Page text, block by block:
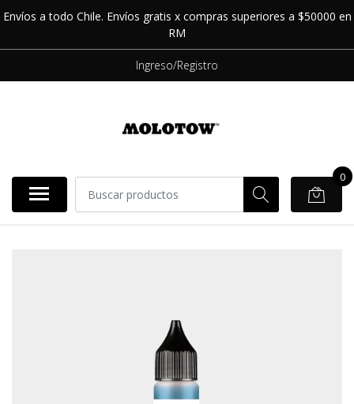
Envíos a todo Chile. Envíos gratis x compras superiores a $50000 en
RM
Ingreso/Registro
0